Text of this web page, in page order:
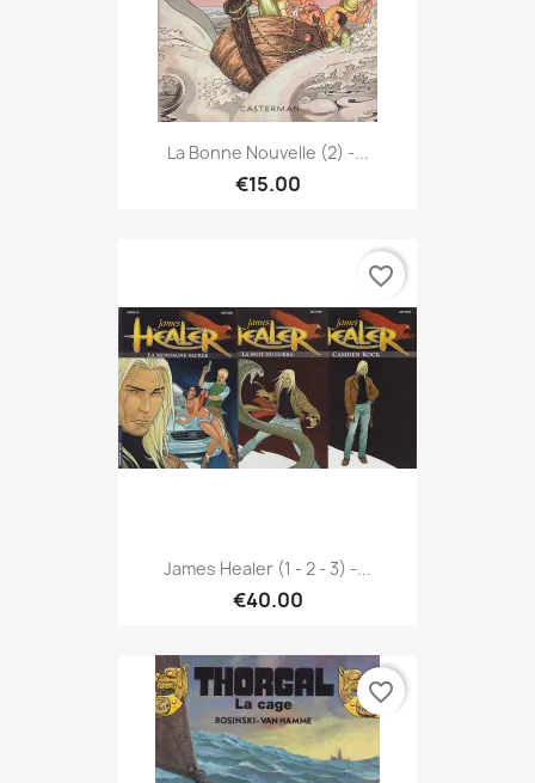
La Bonne Nouvelle (2) -...
€15.00
James Healer (1 - 2 - 3) -...
€40.00
favorite_border
favorite_border